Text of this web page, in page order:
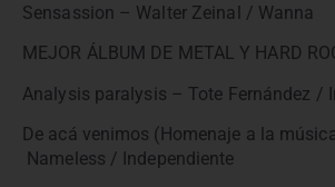
Sensassion – Walter Zeinal / Wanna
MEJOR ÁLBUM DE METAL Y HARD
Analysis paralysis – Tote Fernández /
De acá venimos (Homenaje a la
Nameless / Independiente